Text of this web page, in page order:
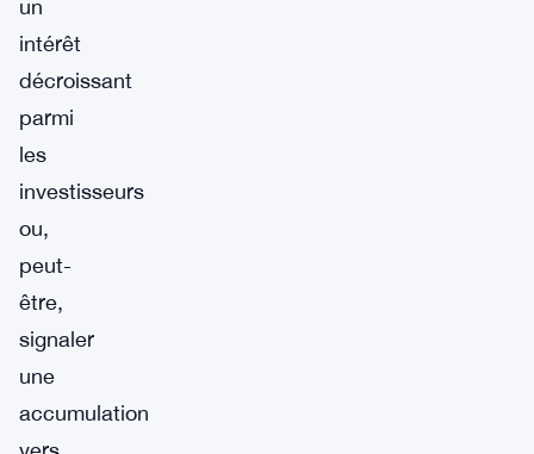
un
intérêt
décroissant
parmi
les
investisseurs
ou,
peut-
être,
signaler
une
accumulation